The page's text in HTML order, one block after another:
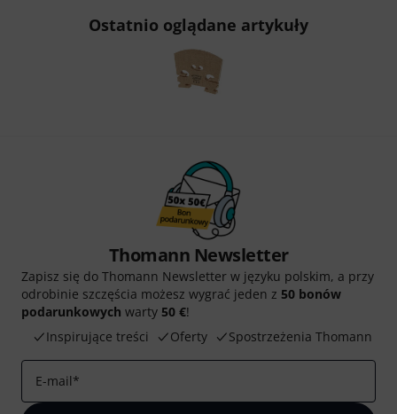
Ostatnio oglądane artykuły
Thomann Newsletter
Zapisz się do Thomann Newsletter w języku polskim, a przy
odrobinie szczęścia możesz wygrać jeden z 50 bonów
podarunkowych warty 50 €!
Inspirujące treści
Oferty Spostrzeżenia Thomann
E-mail*